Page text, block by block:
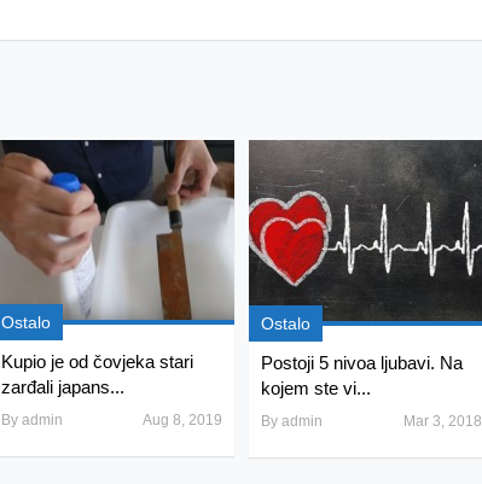
Ostalo
Kupio je od čovjeka stari
zarđali japans...
By admin Aug 8, 2019
Ostalo
Postoji 5 nivoa ljubavi. Na
kojem ste vi...
By admin Mar 3, 2018